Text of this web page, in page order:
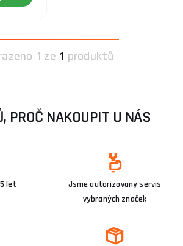
1 ze 1 produktů
PROČ NAKOUPIT U NÁS
let
Jsme autorizovaný servis
vybraných značek